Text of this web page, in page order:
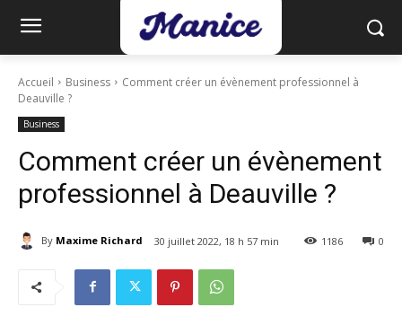
Accueil Business
Comment créer un évènement professionnel à
Deauville ?
Business
Comment créer un évènement
professionnel à Deauville ?
By Maxime Richard 30 juillet 2022, 18 h 57 min 0
1186